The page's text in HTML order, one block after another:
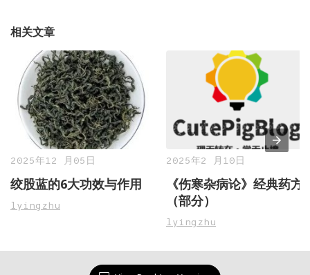
相关文章
2025年12 月05日
绞股蓝的6大功效与作用
lyingzhu
2025年2 月10日
《伤寒杂病论》经典药方
（部分）
lyingzhu